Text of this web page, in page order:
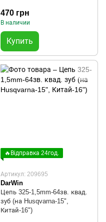
470 грн
В наличии
Купить
🔥Відправка 24год.
Артикул: 209695
DarWin
Цепь 325-1,5mm-64зв. квад.
зуб (на Husqvarna-15",
Китай-16")